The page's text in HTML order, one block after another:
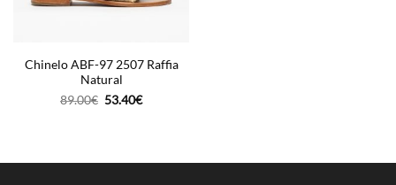
Chinelo ABF-97 2507 Raffia
Natural
89.00€ O
53.40€O